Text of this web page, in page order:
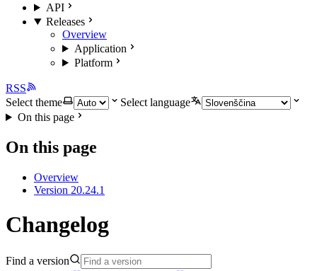
API
Releases
Overview
Application
Platform
RSS
Select theme
Select language
On this page
On this page
Overview
Version 20.24.1
Changelog
Find a version